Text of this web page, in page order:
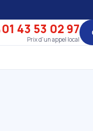
01 43 53 02 97
Prix d'un appel local